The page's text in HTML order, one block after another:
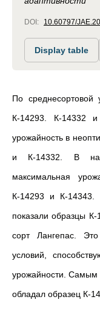
DOI: 10.60797/
Display table
По среднесортовой
К-14293. К-14332
урожайность в
и К-14332. В
максимальная
К-14293 и К-14343.
показали образцы
сорт Лангепас.
условий,
урожайности. Самым
обладал образец К-